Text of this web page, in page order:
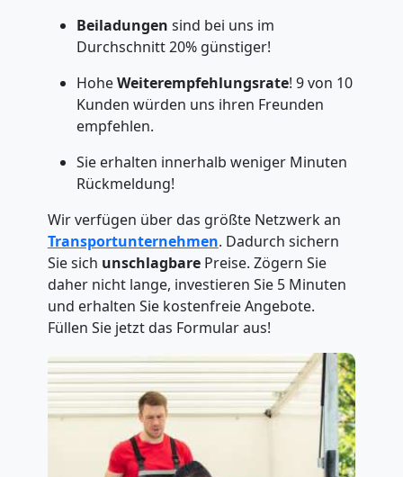
Beiladungen sind bei uns im
Durchschnitt 20% günstiger!
HoheWeiterempfehlungsrate! 9 von 10
Kunden würden uns ihren Freunden
empfehlen.
Sie erhalten innerhalb weniger Minuten
Rückmeldung!
Wir verfügen über das größte Netzwerk an
Transportunternehmen. Dadurch sichern
Sie sich unschlagbare Preise. Zögern Sie
daher nicht lange, investieren Sie 5 Minuten
und erhalten Sie kostenfreie Angebote.
Füllen Sie jetzt das Formular aus!